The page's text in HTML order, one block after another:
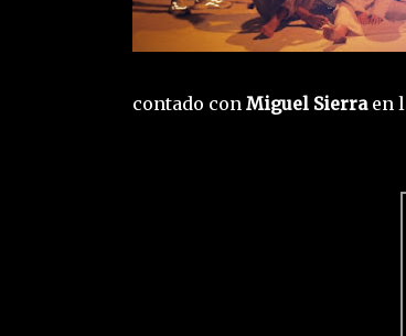
contado con Miguel Sierraen